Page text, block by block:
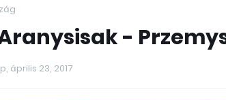
-
április 23, 2017